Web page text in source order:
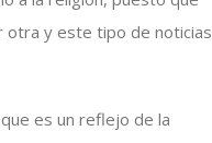
otra y este tipo de noticias
es un reflejo de la